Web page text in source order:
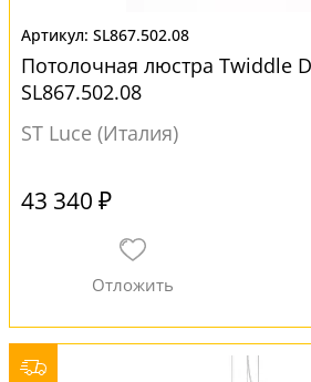
SL867.502.08
Потолочная люстра Twiddle
SL867.502.08
ST Luce (Италия)
43 340 ₽